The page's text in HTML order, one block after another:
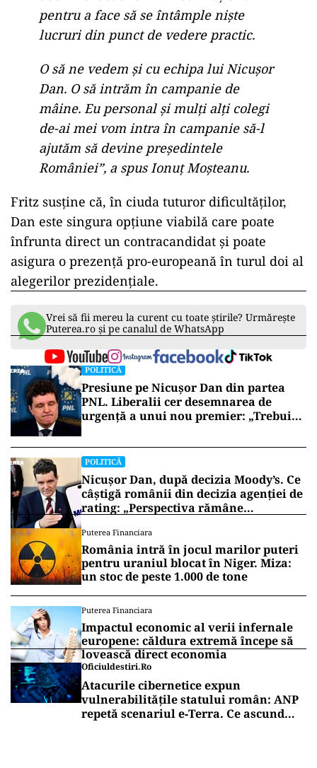
pentru a face să se întâmple niște
lucruri din punct de vedere practic.
O să ne vedem și cu echipa lui Nicușor
Dan. O să intrăm în campanie de
mâine. Eu personal și mulți alți colegi
de-ai mei vom intra în campanie să-l
ajutăm să devine președintele
României”, a spus Ionuț Moșteanu.
Fritz susține că, în ciuda tuturor dificultăților,
Dan este singura opțiune viabilă care poate
înfrunta direct un contracandidat și poate
asigura o prezență pro-europeană în turul doi al
alegerilor prezidențiale.
Vrei să fii mereu la curent cu toate știrile? Urmărește
Puterea.ro și pe canalul de WhatsApp
POLITICĂ
Presiune pe Nicușor Dan din partea
PNL. Liberalii cer desemnarea de
urgență a unui nou premier: „Trebuie
POLITICĂ
Nicușor Dan, după decizia Moody’s. Ce
câștigă românii din decizia agenției de
rating: „Perspectiva rămâne
Puterea Financiara
România intră în jocul marilor puteri
pentru uraniul blocat în Niger. Miza:
un stoc de peste 1.000 de tone
Puterea Financiara
Impactul economic al verii infernale
europene: căldura extremă începe să
lovească direct economia
Oficiuldestiri.ro
Atacurile cibernetice expun
vulnerabilitățile statului român: ANP
repetă scenariul e‑Terra. Ce ascund